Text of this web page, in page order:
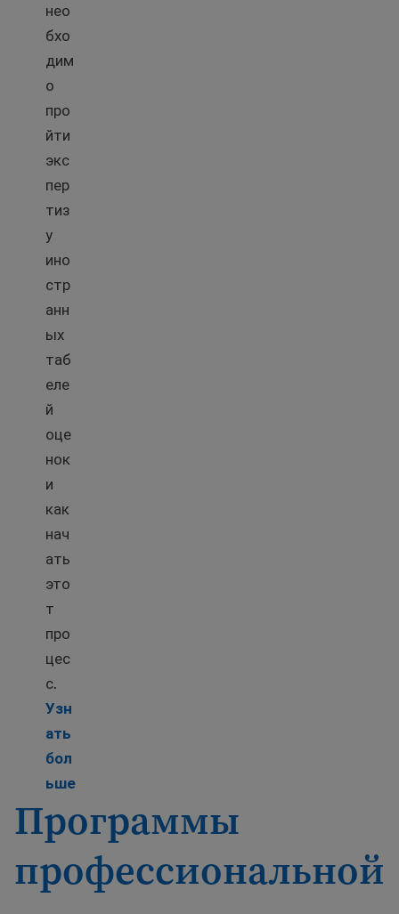
нео
бхо
дим
о
про
йти
экс
пер
тиз
у
ино
стр
анн
ых
таб
еле
й
оце
нок
и
как
нач
ать
это
т
про
цес
с.
Узн
ать
бол
ьшеLearn more about Transfer foreign transcripts
Программы
профессиональной